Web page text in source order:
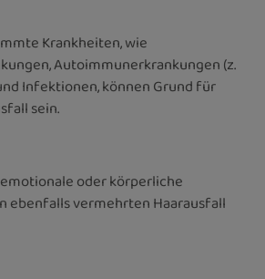
Krankheiten, wie
Autoimmunerkrankungen (z.
Infektionen, können Grund für
sein.
oder körperliche
ebenfalls vermehrten Haarausfall